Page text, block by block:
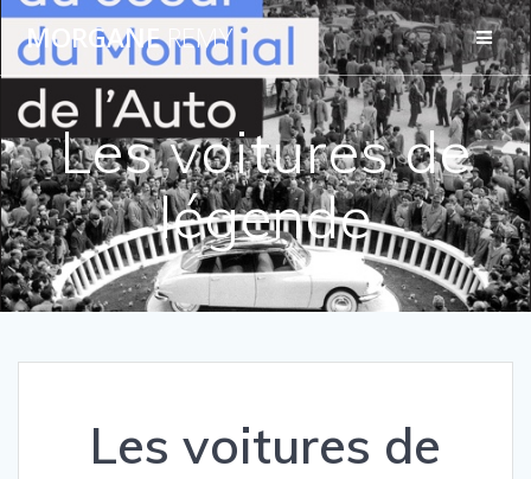
Passer
au
contenu
MORGANEREMY
Les voitures de
légende
Les voitures de